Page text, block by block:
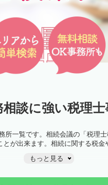
談に強い税理
所一覧です。相続会議の「税理
が出来ます。相続に関する税
もっと見る